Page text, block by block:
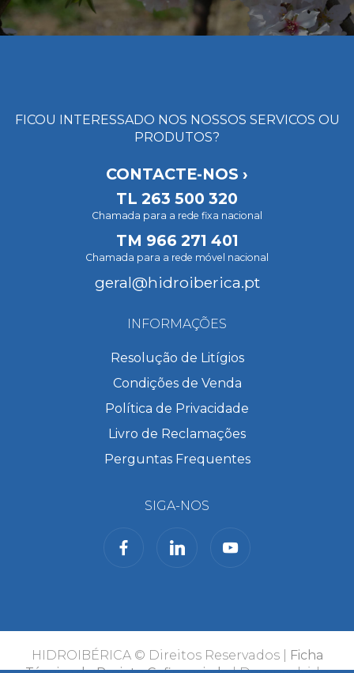
FICOU INTERESSADO NOS NOSSOS SERVICOS OU
PRODUTOS?
CONTACTE-NOS ›
TL 263 500 320
Chamada para a rede fixa nacional
TM 966 271 401
Chamada para a rede móvel nacional
geral@hidroiberica.pt
INFORMAÇÕES
Resolução de Litígios
Condições de Venda
Política de Privacidade
Livro de Reclamações
Perguntas Frequentes
SIGA-NOS
HIDROIBÉRICA © Direitos Reservados |
Ficha